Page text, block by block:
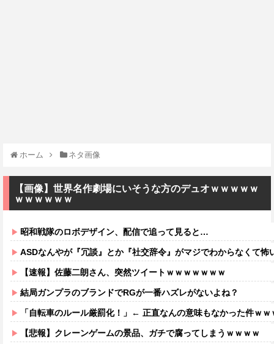
ホーム ネタ画像
【画像】世界名作劇場にいそうな方のデュオｗｗｗｗｗ
ｗｗｗｗｗｗ
昭和戦隊のロボデザイン、配信で追って見ると…
ASDなんやが『冗談』とか『社交辞令』がマジでわからなくて怖
【速報】佐藤二朗さん、突然ツイートｗｗｗｗｗｗｗ
結局ガンプラのブランドでRGが一番ハズレがないよね？
「自転車のルール厳罰化！」← 正直なんの意味もなかった件ｗｗ
【悲報】クレーンゲームの景品、ガチで腐ってしまうｗｗｗｗ